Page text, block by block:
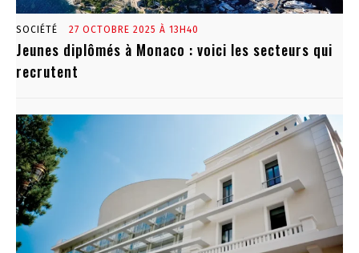
SOCIÉTÉ 27 OCTOBRE 2025 À 13H40
Jeunes diplômés à Monaco : voici les secteurs qui
recrutent